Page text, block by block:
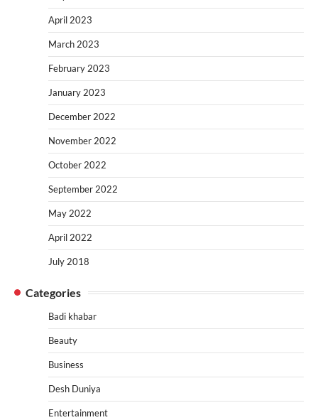
April 2023
March 2023
February 2023
January 2023
December 2022
November 2022
October 2022
September 2022
May 2022
April 2022
July 2018
Categories
Badi khabar
Beauty
Business
Desh Duniya
Entertainment